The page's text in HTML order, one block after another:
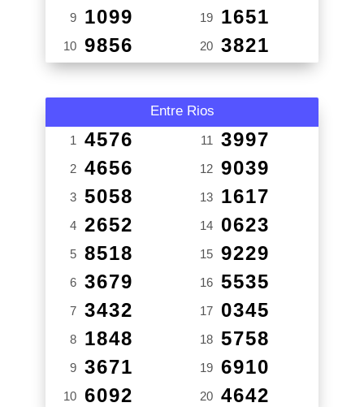
9 1099
10 9856
19 1651
20 3821
Entre Rios
1 4576
2 4656
3 5058
4 2652
5 8518
6 3679
7 3432
8 1848
9 3671
10 6092
11 3997
12 9039
13 1617
14 0623
15 9229
16 5535
17 0345
18 5758
19 6910
20 4642